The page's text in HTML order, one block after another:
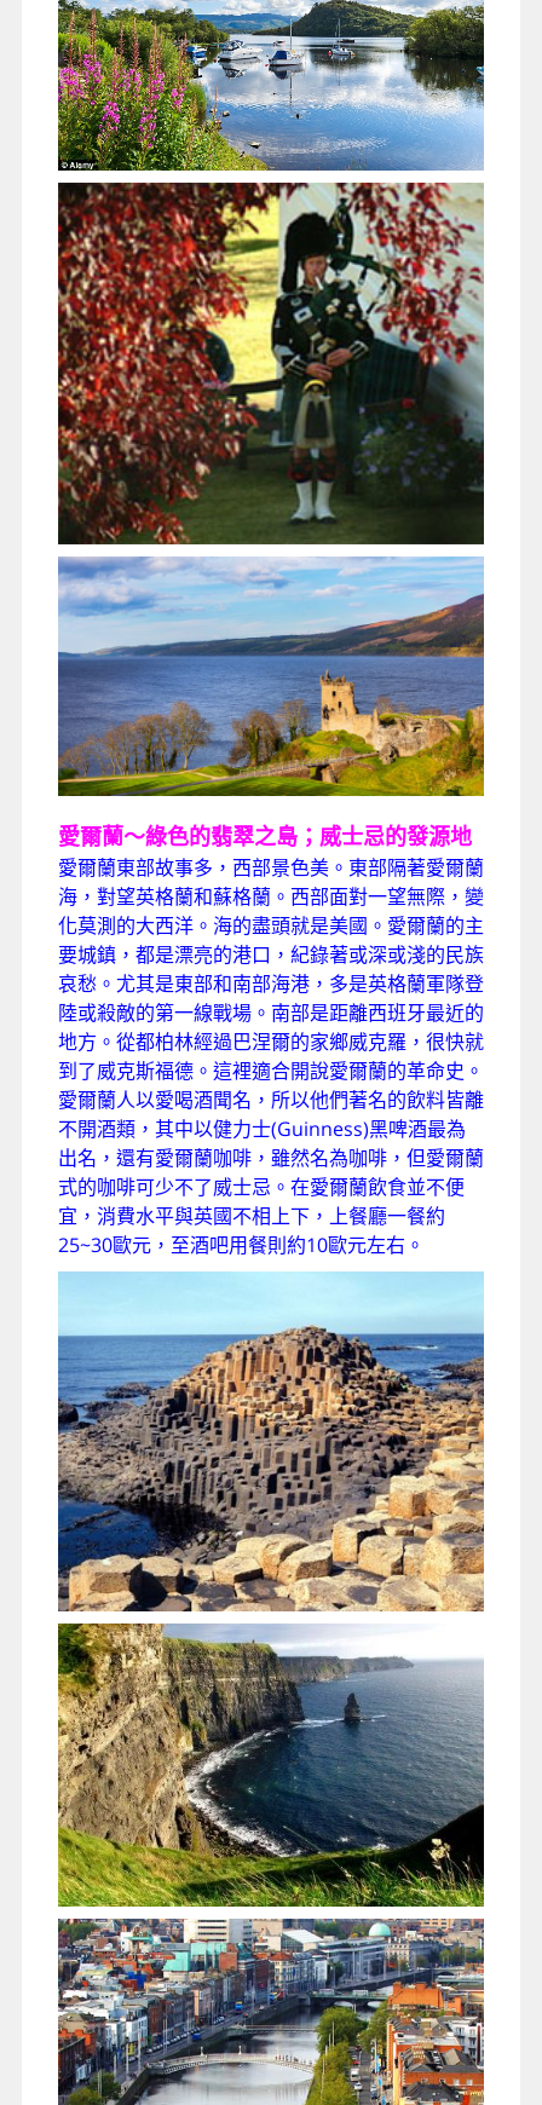
愛爾蘭～綠色的翡翠之島；威士忌的發源地
愛爾蘭東部故事多，西部景色美。東部隔著愛爾蘭
海，對望英格蘭和蘇格蘭。西部面對一望無際，變
化莫測的大西洋。海的盡頭就是美國。愛爾蘭的主
要城鎮，都是漂亮的港口，紀錄著或深或淺的民族
哀愁。尤其是東部和南部海港，多是英格蘭軍隊登
陸或殺敵的第一線戰場。南部是距離西班牙最近的
地方。從都柏林經過巴涅爾的家鄉威克羅，很快就
到了威克斯福德。這裡適合開說愛爾蘭的革命史。
愛爾蘭人以愛喝酒聞名，所以他們著名的飲料皆離
不開酒類，其中以健力士(Guinness)黑啤酒最為
出名，還有愛爾蘭咖啡，雖然名為咖啡，但愛爾蘭
式的咖啡可少不了威士忌。在愛爾蘭飲食並不便
宜，消費水平與英國不相上下，上餐廳一餐約
25~30歐元，至酒吧用餐則約10歐元左右。